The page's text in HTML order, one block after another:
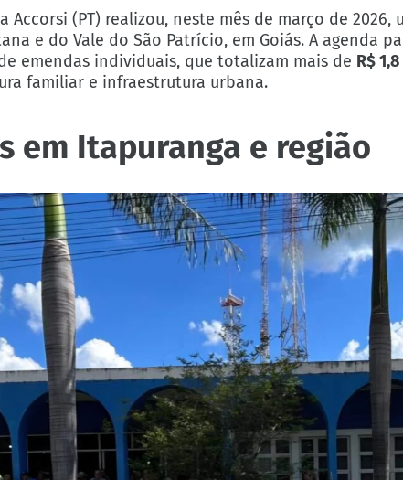
Accorsi (PT) realizou, neste mês de março de
e do Vale do São Patrício, em Goiás. A agenda
emendas individuais, que totalizam mais de R$
familiar e infraestrutura urbana.
em Itapuranga e região